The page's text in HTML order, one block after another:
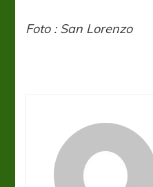
Foto : San Lorenzo